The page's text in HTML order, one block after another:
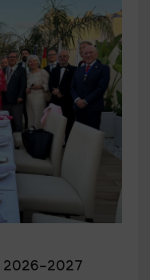
2026-2027